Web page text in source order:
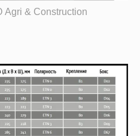
Agri & Construction